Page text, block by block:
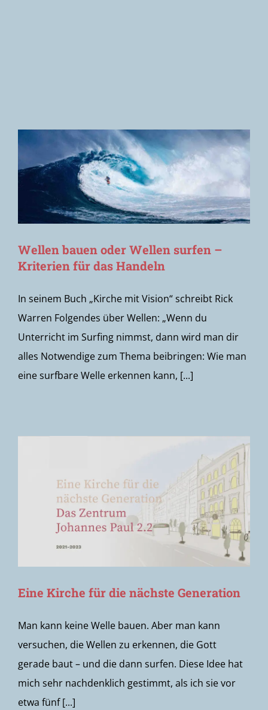
Wellen bauen oder Wellen surfen –
Kriterien für das Handeln
In seinem Buch „Kirche mit Vision“ schreibt Rick
Warren Folgendes über Wellen: „Wenn du
Unterricht im Surfing nimmst, dann wird man dir
alles Notwendige zum Thema beibringen: Wie man
eine surfbare Welle erkennen kann, [...]
Eine Kirche für die nächste Generation
Man kann keine Welle bauen. Aber man kann
versuchen, die Wellen zu erkennen, die Gott
gerade baut – und die dann surfen. Diese Idee hat
mich sehr nachdenklich gestimmt, als ich sie vor
etwa fünf [...]